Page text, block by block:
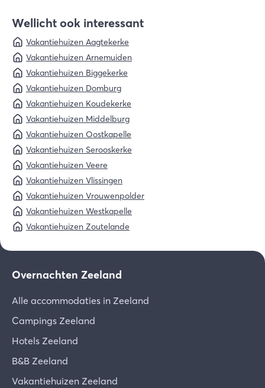
Wellicht ook interessant
Vakantiehuizen Aagtekerke
Vakantiehuizen Arnemuiden
Vakantiehuizen Biggekerke
Vakantiehuizen Domburg
Vakantiehuizen Koudekerke
Vakantiehuizen Middelburg
Vakantiehuizen Oostkapelle
Vakantiehuizen Serooskerke
Vakantiehuizen Veere
Vakantiehuizen Vlissingen
Vakantiehuizen Vrouwenpolder
Vakantiehuizen Westkapelle
Vakantiehuizen Zoutelande
Overnachten Zeeland
Alle accommodaties in Zeeland
Campings Zeeland
Hotels Zeeland
B&B Zeeland
Vakantiehuizen Zeeland